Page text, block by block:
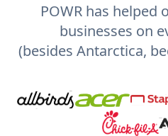
POWR has helped
businesses on
(besides Antarctica,